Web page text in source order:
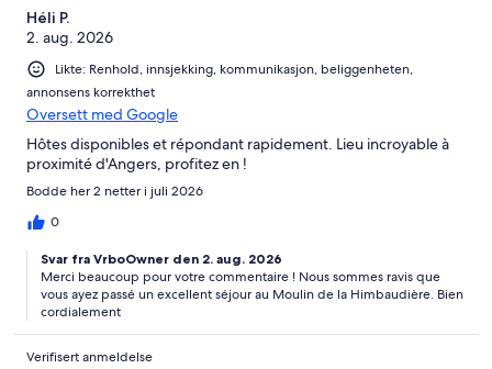
Héli P.
2. aug. 2026
Likte: Renhold, innsjekking, kommunikasjon, beliggenheten,
annonsens korrekthet
Oversett med Google
Hôtes disponibles et répondant rapidement. Lieu incroyable à
proximité d'Angers, profitez en !
Bodde her 2 netter i juli 2026
0
Svar fra VrboOwner den 2. aug. 2026
Merci beaucoup pour votre commentaire ! Nous sommes ravis que
vous ayez passé un excellent séjour au Moulin de la Himbaudière. Bien
cordialement
Verifisert anmeldelse